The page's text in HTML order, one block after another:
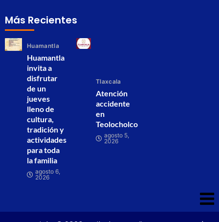
Más Recientes
Huamantla
Huamantla
invita a
disfrutar
de un
jueves
lleno de
cultura,
tradición y
actividades
para toda
la familia
agosto 6,
2026
Tlaxcala
Atención
accidente
en
Teolocholco
agosto 5,
2026